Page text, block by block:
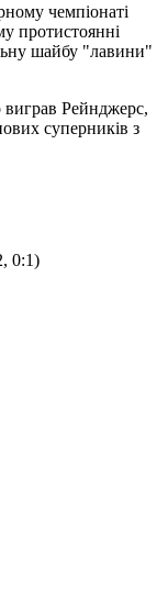
чемпіонаті
протистоянні
шайбу "лавини"
Рейнджерс,
суперників з
0:1)